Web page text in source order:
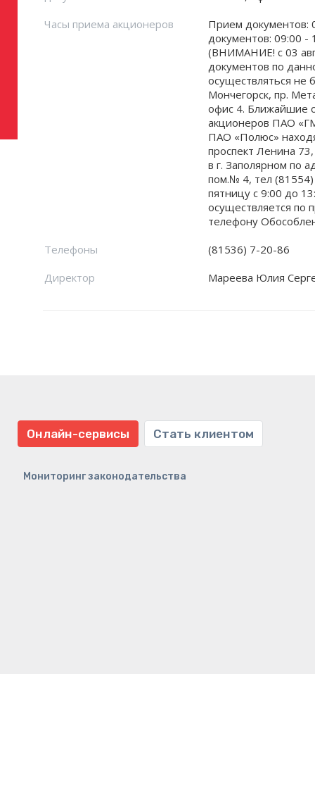
Часы приема акционеров
Прием документов:
документов: 09:00 -
(ВНИМАНИЕ! с 03
документов по
осуществляться не
Мончегорск, пр.
офис 4. Ближайшие
акционеров ПАО
ПАО «Полюс»
проспект Ленина
в г. Заполярном по
пом.№ 4, тел
пятницу с 9:00 до
осуществляется по
телефону
Телефоны
(81536) 7-20-86
Директор
Мареева Юлия
Онлайн-сервисы Стать клиентом
Мониторинг законодательства